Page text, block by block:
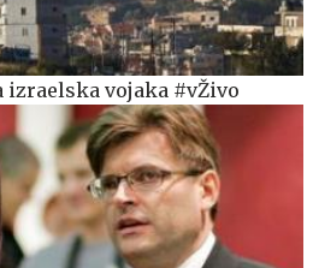
izraelska vojaka #vŽivo